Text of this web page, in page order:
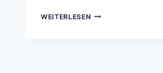
WEITERLESEN DIE